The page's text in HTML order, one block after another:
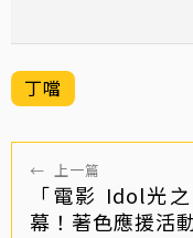
丁噹
← 上一篇
「電影 Idol光
幕！著色應援活